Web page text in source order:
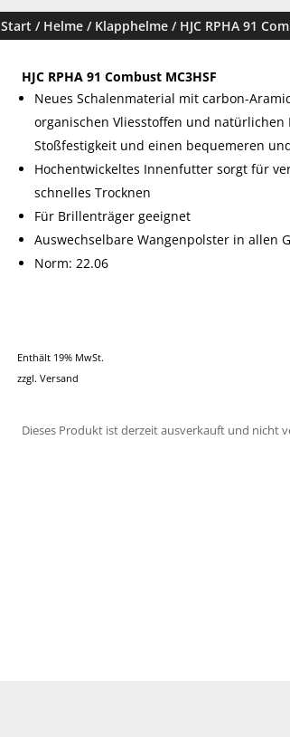
mit5.00
von 5,
d auf
Kundenbe
wertung
Start / Helme / Klapphelme / HJC RPHA 91
HJC RPHA 91 Combust MC3HSF
Neues Schalenmaterial mit carbon-
organischen Vliesstoffen und
Stoßfestigkeit und einen bequemeren
Hochentwickeltes Innenfutter sorgt für
schnelles Trocknen
Für Brillenträger geeignet
Auswechselbare Wangenpolster in allen
Norm: 22.06
Enthält 19% MwSt.
zzgl.Versand
Dieses Produkt ist derzeit ausverkauft und nicht